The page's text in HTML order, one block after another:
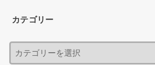
カテゴリー